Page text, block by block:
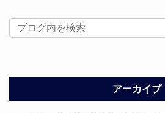
アーカイブ